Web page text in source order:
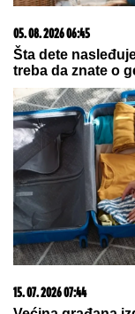
09. 07. 2026 09:20
Komfor po meri
banke